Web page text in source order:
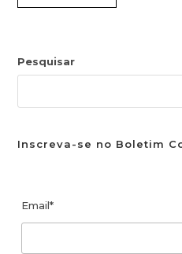
Pesquisar
Inscreva-se no Boletim
Email*